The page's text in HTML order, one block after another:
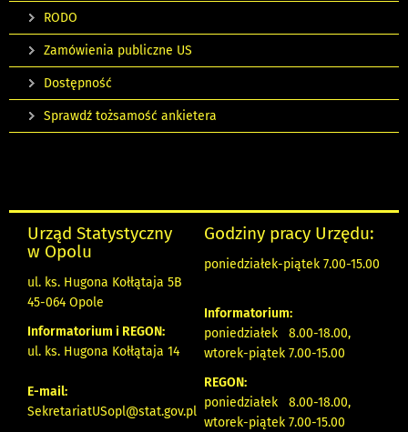
RODO
Zamówienia publiczne US
Dostępność
Sprawdź tożsamość ankietera
Urząd Statystyczny
w Opolu
ul. ks. Hugona Kołłątaja 5B
45-064 Opole
Informatorium i REGON:
ul. ks. Hugona Kołłątaja 14
E-mail:
SekretariatUSopl@stat.gov.pl
Godziny pracy Urzędu:
poniedziałek-piątek 7.00-15.00
Informatorium:
poniedziałek 8.00-18.00,
wtorek-piątek 7.00-15.00
REGON:
poniedziałek 8.00-18.00,
wtorek-piątek 7.00-15.00